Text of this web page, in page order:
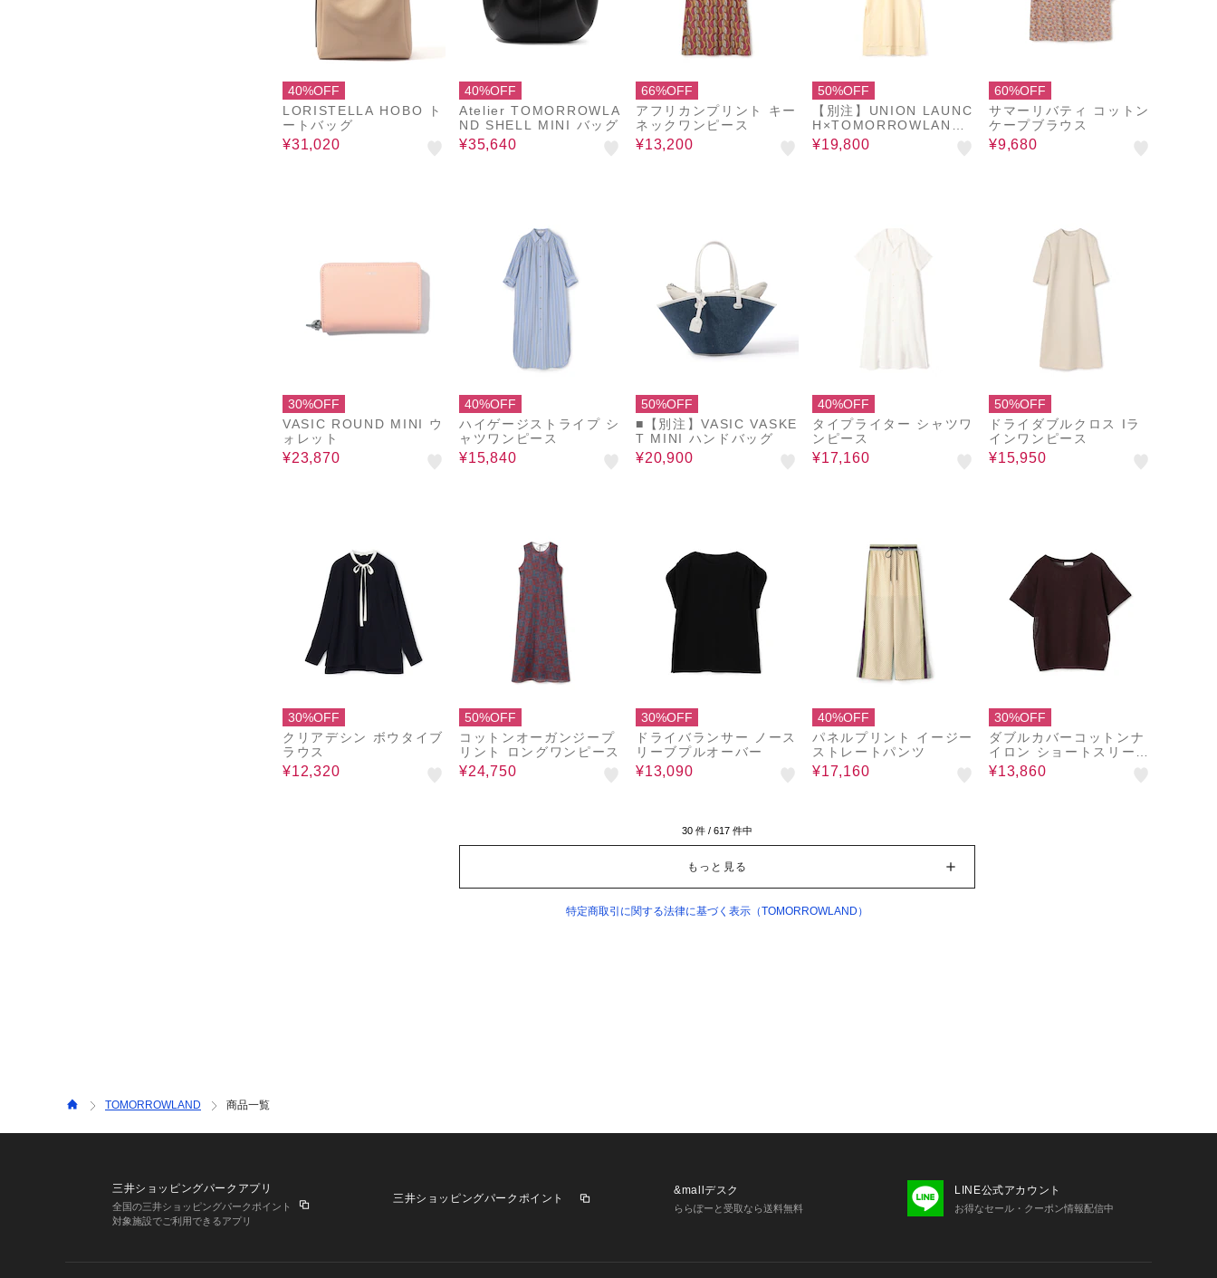
40%OFF
LORISTELLA HOBO ト
ートバッグ
¥31,020
40%OFF
Atelier TOMORROWLA
ND SHELL MINI バッグ
¥35,640
66%OFF
アフリカンプリント キー
ネックワンピース
¥13,200
50%OFF
【別注】UNION LAUNC
H×TOMORROWLAND
コットン ロングシャツワ
ンピース
¥19,800
60%OFF
サマーリバティ コットン
ケープブラウス
¥9,680
30%OFF
VASIC ROUND MINI ウ
ォレット
¥23,870
40%OFF
ハイゲージストライプ シ
ャツワンピース
¥15,840
50%OFF
■【別注】VASIC VASKE
T MINI ハンドバッグ
¥20,900
40%OFF
タイプライター シャツワ
ンピース
¥17,160
50%OFF
ドライダブルクロス Iラ
インワンピース
¥15,950
30%OFF
クリアデシン ボウタイブ
ラウス
¥12,320
50%OFF
コットンオーガンジープ
リント ロングワンピース
¥24,750
30%OFF
ドライバランサー ノース
リーブプルオーバー
¥13,090
40%OFF
パネルプリント イージー
ストレートパンツ
¥17,160
30%OFF
ダブルカバーコットンナ
イロン ショートスリーブ
プルオーバー
¥13,860
30 件 / 617 件中
もっと見る
特定商取引に関する法律に基づく表示（TOMORROWLAND）
TOMORROWLAND 商品一覧
三井ショッピングパークアプリ
全国の三井ショッピングパークポイント
対象施設でご利用できるアプリ
三井ショッピングパークポイント
&mallデスク
ららぽーと受取なら送料無料
LINE公式アカウント
お得なセール・クーポン情報配信中